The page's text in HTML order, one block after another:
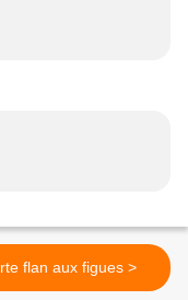
Tarte flan aux figues >